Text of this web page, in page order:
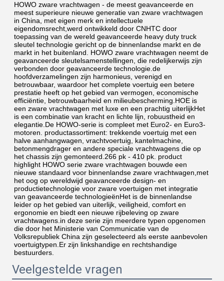
HOWO zware vrachtwagen - de meest geavanceerde en
meest superieure nieuwe generatie van zware vrachtwagen
in China, met eigen merk en intellectuele
eigendomsrecht,werd ontwikkeld door CNHTC door
toepassing van de wereld geavanceerde heavy duty truck
sleutel technologie gericht op de binnenlandse markt en de
markt in het buitenland. HOWO zware vrachtwagen neemt de
geavanceerde sleutelsamenstellingen, die redelijkerwijs zijn
verbonden door geavanceerde technologie.de
hoofdverzamelingen zijn harmonieus, verenigd en
betrouwbaar, waardoor het complete voertuig een betere
prestatie heeft op het gebied van vermogen, economische
efficiëntie, betrouwbaarheid en milieubescherming.HOE is
een zware vrachtwagen met luxe en een prachtig uiterlijkHet
is een combinatie van kracht en lichte lijn, robuustheid en
elegantie.De HOWO-serie is compleet met Euro2- en Euro3-
motoren. productassortiment: trekkende voertuig met een
halve aanhangwagen, vrachtvoertuig, kantelmachine,
betonmengdrager en andere speciale vrachtwagens die op
het chassis zijn gemonteerd.266 pk - 410 pk. product
highlight HOWO serie zware vrachtwagen bouwde een
nieuwe standaard voor binnenlandse zware vrachtwagen,met
het oog op wereldwijd geavanceerde design- en
productietechnologie voor zware voertuigen met integratie
van geavanceerde technologieënHet is de binnenlandse
leider op het gebied van uiterlijk, veiligheid, comfort en
ergonomie en biedt een nieuwe rijbeleving op zware
vrachtwagens.in deze serie zijn meerdere typen opgenomen
die door het Ministerie van Communicatie van de
Volksrepubliek China zijn geselecteerd als eerste aanbevolen
voertuigtypen.Er zijn linkshandige en rechtshandige
bestuurders.
Veelgestelde vragen